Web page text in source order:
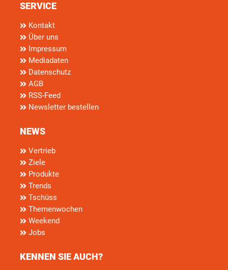
SERVICE
Kontakt
Über uns
Impressum
Mediadaten
Datenschutz
AGB
RSS-Feed
Newsletter bestellen
NEWS
Vertrieb
Ziele
Produkte
Trends
Tschüss
Themenwochen
Weekend
Jobs
KENNEN SIE AUCH?